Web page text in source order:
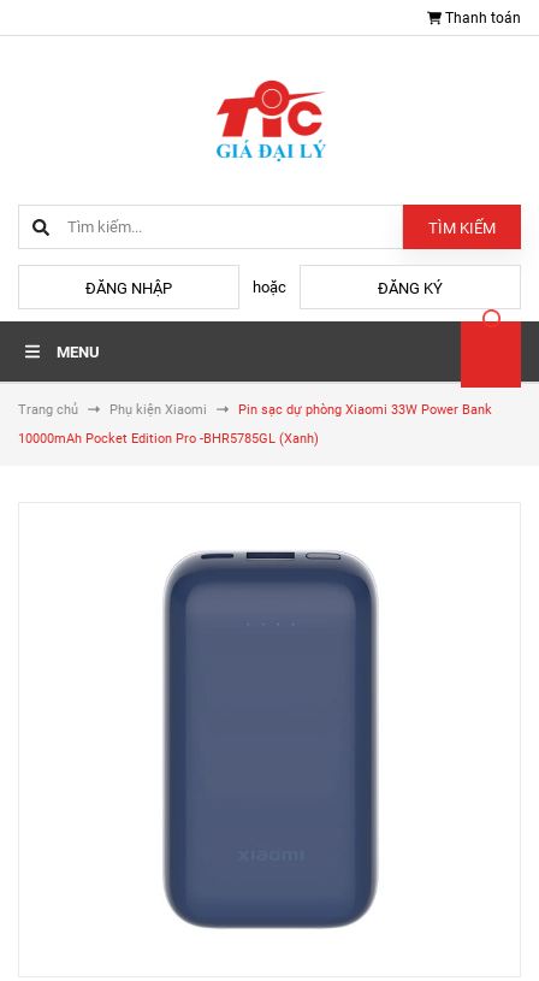
Thanh toán
TÌM KIẾM
ĐĂNG NHẬP hoặc ĐĂNG KÝ
MENU
Trang chủ Phụ kiện Xiaomi
Pin sạc dự phòng Xiaomi 33W Power Bank
10000mAh Pocket Edition Pro -BHR5785GL (Xanh)